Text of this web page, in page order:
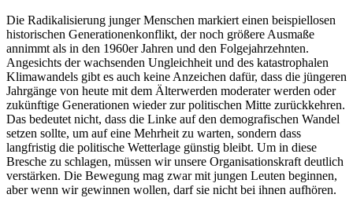
Die Radikalisierung junger Menschen markiert einen beispiellosen
historischen Generationenkonflikt, der noch größere Ausmaße
annimmt als in den 1960er Jahren und den Folgejahrzehnten.
Angesichts der wachsenden Ungleichheit und des katastrophalen
Klimawandels gibt es auch keine Anzeichen dafür, dass die jüngeren
Jahrgänge von heute mit dem Älterwerden moderater werden oder
zukünftige Generationen wieder zur politischen Mitte zurückkehren.
Das bedeutet nicht, dass die Linke auf den demografischen Wandel
setzen sollte, um auf eine Mehrheit zu warten, sondern dass
langfristig die politische Wetterlage günstig bleibt. Um in diese
Bresche zu schlagen, müssen wir unsere Organisationskraft deutlich
verstärken. Die Bewegung mag zwar mit jungen Leuten beginnen,
aber wenn wir gewinnen wollen, darf sie nicht bei ihnen aufhören.